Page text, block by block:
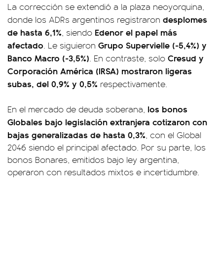
La corrección se extendió a la plaza neoyorquina,
donde los ADRs argentinos registraron desplomes
de hasta 6,1%, siendo Edenor el papel más
afectado. Le siguieron Grupo Supervielle (-5,4%) y
Banco Macro (-3,5%). En contraste, solo Cresud y
Corporación América (IRSA) mostraron ligeras
subas, del 0,9% y 0,5% respectivamente.
En el mercado de deuda soberana, los bonos
Globales bajo legislación extranjera cotizaron con
bajas generalizadas de hasta 0,3%, con el Global
2046 siendo el principal afectado. Por su parte, los
bonos Bonares, emitidos bajo ley argentina,
operaron con resultados mixtos e incertidumbre.